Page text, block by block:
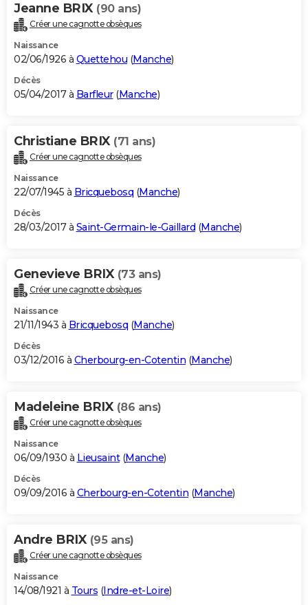
Jeanne BRIX (90 ans)
Créer une cagnotte obsèques
Naissance
02/06/1926 à Quettehou (Manche)
Décès
05/04/2017 à Barfleur(Manche)
Christiane BRIX (71 ans)
Créer une cagnotte obsèques
Naissance
22/07/1945 à Bricquebosq (Manche)
Décès
28/03/2017 à Saint-Germain-le-Gaillard (Manche)
Genevieve BRIX (73 ans)
Créer une cagnotte obsèques
Naissance
21/11/1943 à Bricquebosq (Manche)
Décès
03/12/2016 à Cherbourg-en-Cotentin (Manche)
Madeleine BRIX (86 ans)
Créer une cagnotte obsèques
Naissance
06/09/1930 à Lieusaint(Manche)
Décès
09/09/2016 à Cherbourg-en-Cotentin (Manche)
Andre BRIX (95 ans)
Créer une cagnotte obsèques
Naissance
14/08/1921 à Tours (Indre-et-Loire)